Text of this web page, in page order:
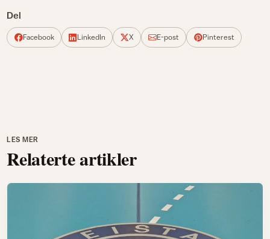
Del
Facebook LinkedIn X E-post Pinterest
LES MER
Relaterte artikler